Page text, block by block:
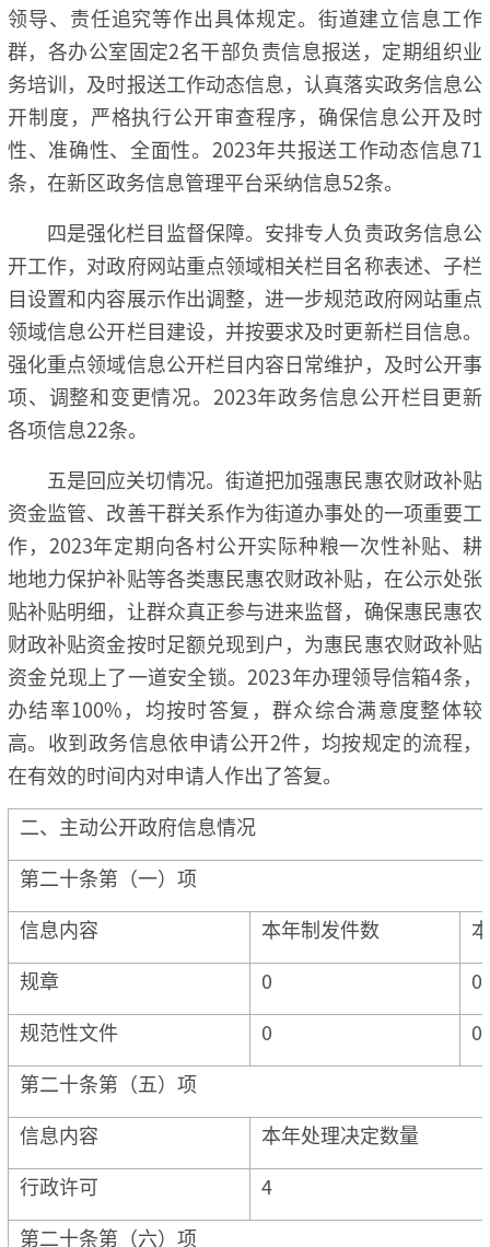
领导、责任追究等作出具体规定。街道建立信息工作
群，各办公室固定2名干部负责信息报送，定期组织业
务培训，及时报送工作动态信息，认真落实政务信息公
开制度，严格执行公开审查程序，确保信息公开及时
性、准确性、全面性。2023年共报送工作动态信息71
条，在新区政务信息管理平台采纳信息52条。
四是强化栏目监督保障。安排专人负责政务信息公
开工作，对政府网站重点领域相关栏目名称表述、子栏
目设置和内容展示作出调整，进一步规范政府网站重点
领域信息公开栏目建设，并按要求及时更新栏目信息。
强化重点领域信息公开栏目内容日常维护，及时公开事
项、调整和变更情况。2023年政务信息公开栏目更新
各项信息22条。
五是回应关切情况。街道把加强惠民惠农财政补贴
资金监管、改善干群关系作为街道办事处的一项重要工
作，2023年定期向各村公开实际种粮一次性补贴、耕
地地力保护补贴等各类惠民惠农财政补贴，在公示处张
贴补贴明细，让群众真正参与进来监督，确保惠民惠农
财政补贴资金按时足额兑现到户，为惠民惠农财政补贴
资金兑现上了一道安全锁。2023年办理领导信箱4条，
办结率100%，均按时答复，群众综合满意度整体较
高。收到政务信息依申请公开2件，均按规定的流程，
在有效的时间内对申请人作出了答复。
二、主动公开政府信息情况
第二十条第（一）项
信息内容
本年制发件数
规章
0
0
规范性文件
0
0
第二十条第（五）项
信息内容
本年处理决定数量
行政许可
4
第二十条第（六）项